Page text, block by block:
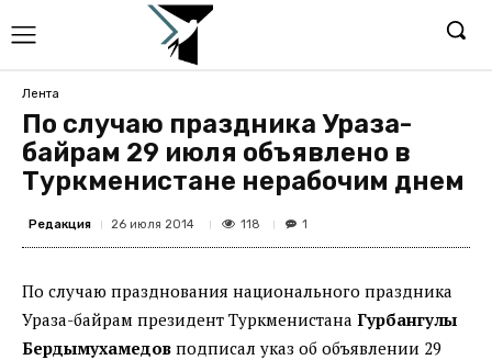
Лента
По случаю праздника Ураза-
байрам 29 июля объявлено в
Туркменистане нерабочим днем
Редакция 26 июля 2014 118 1
По случаю празднования национального праздника
Ураза-байрам президент Туркменистана Гурбангулы
Бердымухамедов подписал указ об объявлении 29